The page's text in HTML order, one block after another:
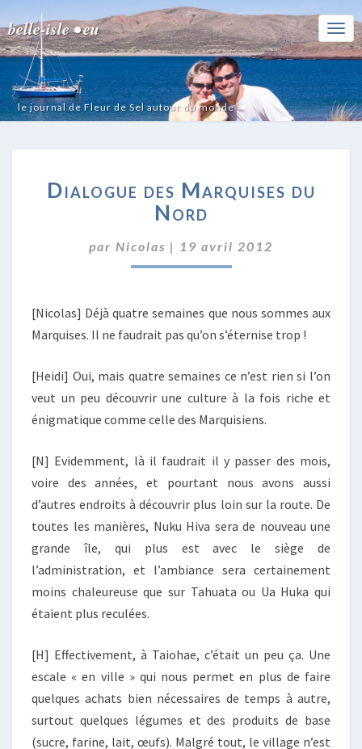
belle-isle • eu
le journal de Fleur de Sel autour du monde
DES
MARQUISES
DU
NORD
Dialogue des Marquises du
Nord
par Nicolas | 19 avril 2012
[Nicolas] Déjà quatre semaines que nous sommes aux
Marquises. Il ne faudrait pas qu’on s’éternise trop !
[Heidi] Oui, mais quatre semaines ce n’est rien si l’on
veut un peu découvrir une culture à la fois riche et
énigmatique comme celle des Marquisiens.
[N] Evidemment, là il faudrait il y passer des mois,
voire des années, et pourtant nous avons aussi
d’autres endroits à découvrir plus loin sur la route. De
toutes les manières, Nuku Hiva sera de nouveau une
grande île, qui plus est avec le siège de
l’administration, et l’ambiance sera certainement
moins chaleureuse que sur Tahuata ou Ua Huka qui
étaient plus reculées.
[H] Effectivement, à Taiohae, c’était un peu ça. Une
escale « en ville » qui nous permet en plus de faire
quelques achats bien nécessaires de temps à autre,
surtout quelques légumes et des produits de base
(sucre, farine, lait, œufs). Malgré tout, le village n’est